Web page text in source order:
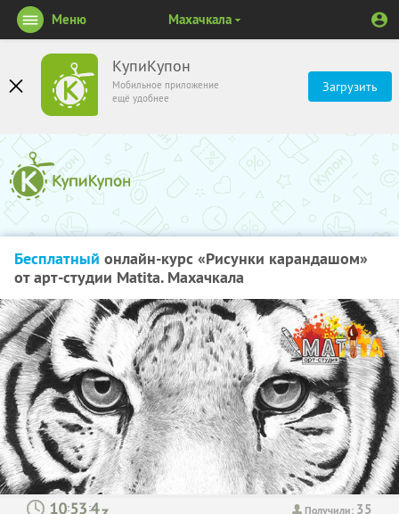
КупиКупон
Мобильное приложение
ещё удобнее
Загрузить
Меню Махачкала
Бесплатный онлайн-курс «Рисунки карандашом»
от арт-студии Matita. Махачкала
Получили: 35
: :